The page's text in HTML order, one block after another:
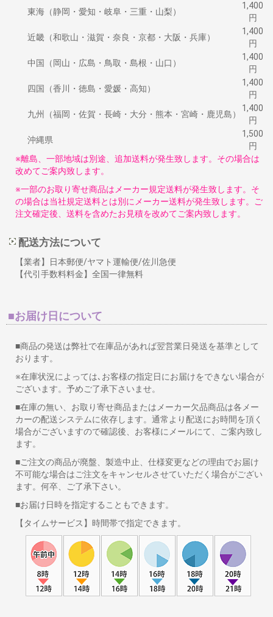
東海（静岡・愛知・岐阜・三重・山梨）
1,400
円
近畿（和歌山・滋賀・奈良・京都・大阪・兵庫）
1,400
円
中国（岡山・広島・鳥取・島根・山口）
1,400
円
四国（香川・徳島・愛媛・高知）
1,400
円
九州（福岡・佐賀・長崎・大分・熊本・宮崎・鹿児島）
1,400
円
沖縄県
1,500
円
※離島、一部地域は別途、追加送料が発生致します。その場合は
改めてご案内致します。
※一部のお取り寄せ商品はメーカー規定送料が発生致します。そ
の場合は当社規定送料とは別にメーカー送料が発生致します。ご
注文確定後、送料を含めたお見積を改めてご案内致します。
配送方法について
【業者】日本郵便/ヤマト運輸便/佐川急便
【代引手数料料金】全国一律無料
■お届け日について
■商品の発送は弊社で在庫品があれば翌営業日発送を基準として
おります。
※在庫状況によっては､お客様の指定日にお届けをできない場合が
ございます。予めご了承下さいませ。
■在庫の無い、お取り寄せ商品またはメーカー欠品商品は各メー
カーの配送システムに依存します。通常より配送にお時間を頂く
場合がございますので確認後、お客様にメールにて、ご案内致し
ます。
■ご注文の商品が廃盤、製造中止、仕様変更などの理由でお届け
不可能な場合はご注文をキャンセルさせていただく場合がござい
ます。何卒、ご了承下さい。
■お届け日時を指定することもできます。
【タイムサービス】時間帯で指定できます。